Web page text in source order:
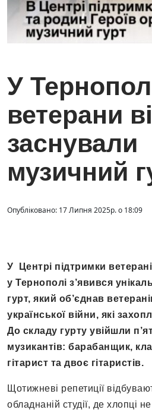
У
ветерани
заснували
музичний
Опубліковано: 17 Липня 2025р. о 18:09
У Центрі підтримки
у Тернополі з’явився
гурт, який об’єднав
української війни, які
До складу гурту увійшли
музикантів: барабанщик,
гітарист та двоє гітаристів.
Щотижневі репетиції
обладнаній студії, де хлопці